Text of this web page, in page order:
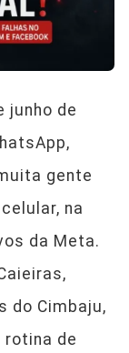
junho de
gente
na
da Meta.
do Cimbaju,
de